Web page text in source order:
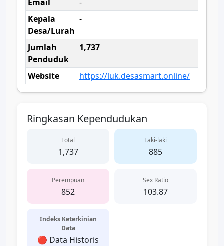
Kepala
Desa/Lurah
-
Jumlah
Penduduk
1,737
Website https://luk.desasmart.online/
Ringkasan Kependudukan
Total
1,737
Laki-laki
885
Perempuan
852
Sex Ratio
103.87
Indeks Keterkinian
Data
🔴 Data Historis